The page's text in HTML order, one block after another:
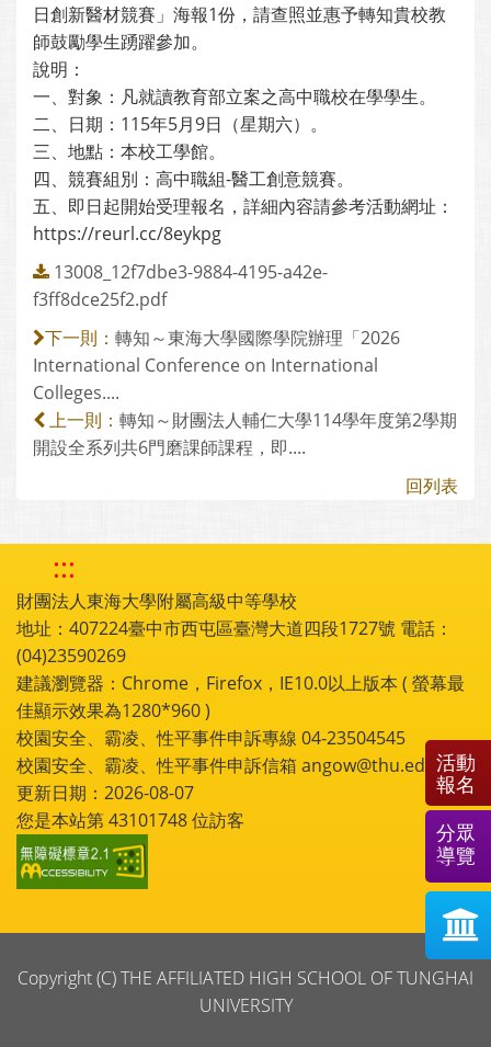
日創新醫材競賽」海報1份，請查照並惠予轉知貴校教
師鼓勵學生踴躍參加。
說明：
一、對象：凡就讀教育部立案之高中職校在學學生。
二、日期：115年5月9日（星期六）。
三、地點：本校工學館。
四、競賽組別：高中職組-醫工創意競賽。
五、即日起開始受理報名，詳細內容請參考活動網址：
https://reurl.cc/8eykpg
13008_12f7dbe3-9884-4195-a42e-
f3ff8dce25f2.pdf
下一則： 轉知～東海大學國際學院辦理「2026
International Conference on International
Colleges....
上一則： 轉知～財團法人輔仁大學114學年度第2學期
開設全系列共6門磨課師課程，即....
回列表
:::
財團法人東海大學附屬高級中等學校
地址：407224臺中市西屯區臺灣大道四段1727號 電話：
(04)23590269
建議瀏覽器：Chrome，Firefox，IE10.0以上版本 ( 螢幕最
佳顯示效果為1280*960 )
校園安全、霸凌、性平事件申訴專線 04-23504545
校園安全、霸凌、性平事件申訴信箱 angow@thu.edu.tw
更新日期：2026-08-07
您是本站第43101748位訪客
Copyright (C) THE AFFILIATED HIGH SCHOOL OF TUNGHAI
UNIVERSITY
活動
報名
分眾
導覽